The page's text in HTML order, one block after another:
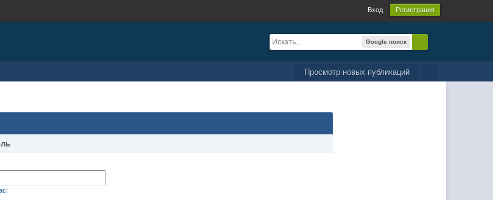
Вход Регистрация
Google поиск
Просмотр новых публикаций